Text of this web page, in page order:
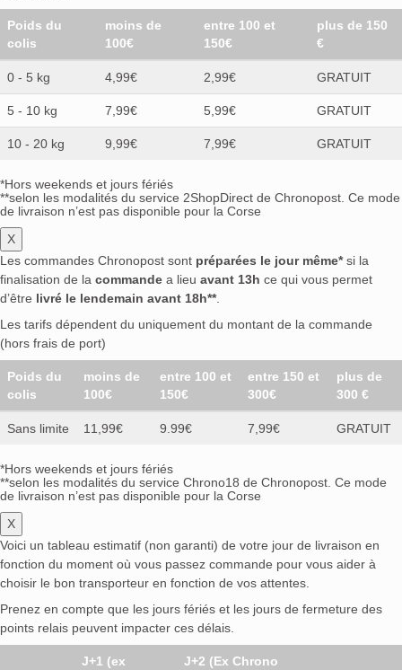
Poids du
colis
moins de
100€
entre 100 et
150€
plus de 150
€
0 - 5 kg 4,99€ 2,99€ GRATUIT
5 - 10 kg 7,99€ 5,99€ GRATUIT
10 - 20 kg 9,99€ 7,99€ GRATUIT
*Hors weekends et jours fériés
**selon les modalités du service 2ShopDirect de Chronopost. Ce mode
de livraison n’est pas disponible pour la Corse
X
Les commandes Chronopost sont préparées le jour même*si la
finalisation de la commande a lieu avant 13h ce qui vous permet
d’être livré le lendemain avant 18h**.
Les tarifs dépendent du uniquement du montant de la commande
(hors frais de port)
Poids du
colis
moins de
100€
entre 100 et
150€
entre 150 et
300€
plus de
300 €
Sans limite 11,99€ 9.99€ 7,99€ GRATUIT
*Hors weekends et jours fériés
**selon les modalités du service Chrono18 de Chronopost. Ce mode
de livraison n’est pas disponible pour la Corse
X
Voici un tableau estimatif (non garanti) de votre jour de livraison en
fonction du moment où vous passez commande pour vous aider à
choisir le bon transporteur en fonction de vos attentes.
Prenez en compte que les jours fériés et les jours de fermeture des
points relais peuvent impacter ces délais.
J+1 (ex
J+2 (Ex Chrono